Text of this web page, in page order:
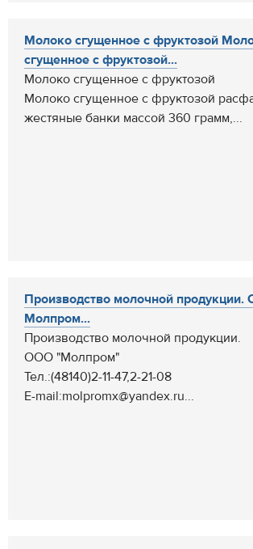
Молоко сгущенное с фруктозой
сгущенное с фруктозой...
Молоко сгущенное с фруктозой
Молоко сгущенное с фруктозой
жестяные банки массой 360 грамм,...
Производство молочной
Молпром...
Производство молочной продукции.
ООО "Молпром"
Тел.:(48140)2-11-47,2-21-08
E-mail:molpromx@yandex.ru...